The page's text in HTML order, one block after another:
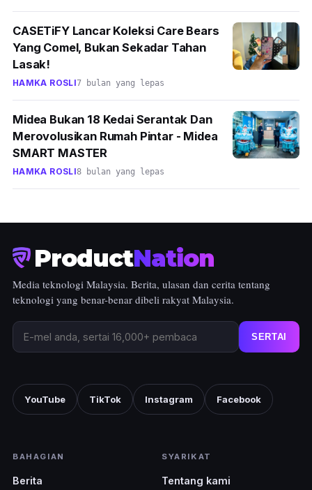
CASETiFY Lancar Koleksi Care Bears
Yang Comel, Bukan Sekadar Tahan
Lasak!
HAMKA ROSLI7 bulan yang lepas
Midea Bukan 18 Kedai Serantak Dan
Merovolusikan Rumah Pintar - Midea
SMART MASTER
HAMKA ROSLI8 bulan yang lepas
ProductNation
Media teknologi Malaysia. Berita, ulasan dan cerita tentang
teknologi yang benar-benar dibeli rakyat Malaysia.
SERTAI
YouTube TikTok Instagram Facebook
BAHAGIAN
Berita
SYARIKAT
Tentang kami